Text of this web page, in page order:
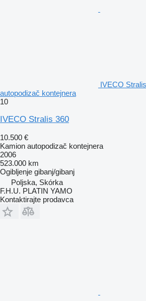
IVECO
autopodizač kontejnera
10
IVECO Stralis 360
10.500 €
Kamion autopodizač kontejnera
2006
523.000 km
Ogibljenje gibanj/gibanj
Poljska, Skórka
F.H.U. PLATIN YAMO
Kontaktirajte prodavca